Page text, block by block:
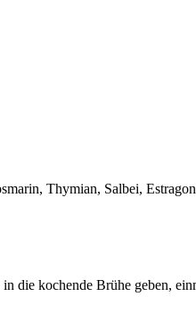
Thymian, Salbei,
die kochende Brühe geben,